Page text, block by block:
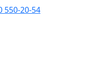
550-20-54